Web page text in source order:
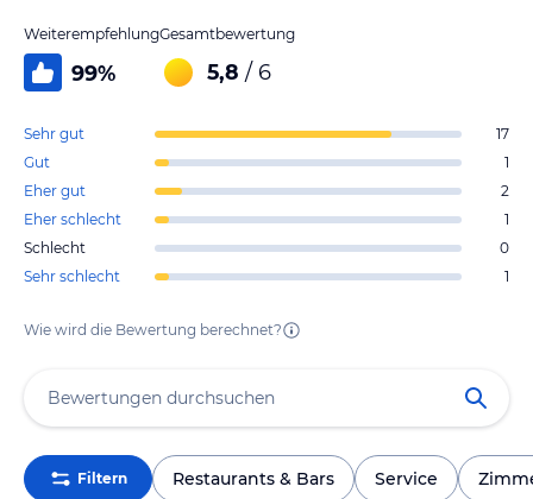
Weiterempfehlung
99%
Gesamtbewertung
5,8 / 6
Sehr gut
17
Gut
1
Eher gut
2
Eher schlecht
1
Schlecht
0
Sehr schlecht
1
Wie wird die Bewertung berechnet?
Filtern Restaurants & Bars Service